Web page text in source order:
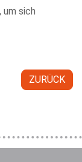
sich
ZURÜCK